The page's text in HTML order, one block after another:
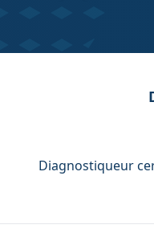
Diagnostiqueur